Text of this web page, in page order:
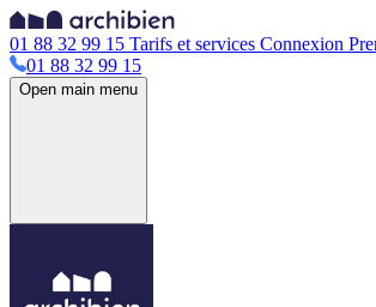
01 88 32 99 15 Tarifs et services Connexion
01 88 32 99 15
Open main menu